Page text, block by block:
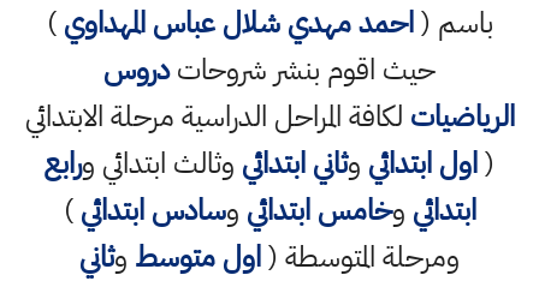
باسم (احمد مهدي شلال عباس المهداوي)
حيث اقوم بنشر شروحاتدروس
الرياضيات لكافة المراحل الدراسية مرحلة الابتدائي
(اول ابتدائي وثاني ابتدائي وثالث ابتدائي ورابع
ابتدائي وخامس ابتدائي وسادس ابتدائي)
ومرحلة المتوسطة (اول متوسط وثاني